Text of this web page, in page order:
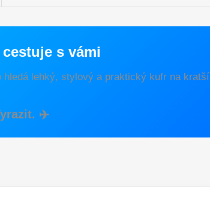
s vámi
hledá lehký, stylový a praktický kufr na kratší
✈️